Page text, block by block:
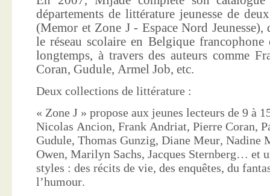
départements de littérature jeunesse de
(Memor et Zone J - Espace Nord
le réseau scolaire en Belgique francophone
longtemps, à travers des auteurs comme
Coran, Gudule, Armel Job, etc.
Deux collections de littérature :
« Zone J » propose aux jeunes lecteurs de 9 à
Nicolas Ancion, Frank Andriat, Pierre Coran,
Gudule, Thomas Gunzig, Diane Meur, Nadine
Owen, Marilyn Sachs, Jacques Sternberg… et
styles : des récits de vie, des enquêtes, du
l’humour.